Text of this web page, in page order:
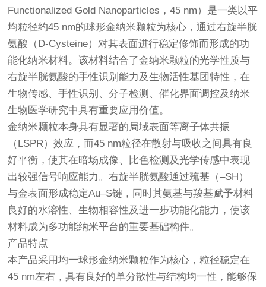
Functionalized Gold Nanoparticles，45 nm）是一类以平
均粒径约45 nm的球形金纳米颗粒为核心，通过右旋半胱
氨酸（D-Cysteine）对其表面进行稳定修饰而形成的功
能化纳米材料。该材料结合了金纳米颗粒的光学性质与
右旋半胱氨酸的手性识别能力及生物活性基团特性，在
生物传感、手性识别、分子检测、催化界面调控及纳米
生物医学研究中具有重要应用价值。
金纳米颗粒本身具有显著的局域表面等离子体共振
（LSPR）效应，而45 nm粒径在散射与吸收之间具有良
好平衡，使其在暗场成像、比色检测及光学传感中表现
出较强信号响应能力。右旋半胱氨酸通过巯基（–SH）
与金表面形成稳定Au–S键，同时其氨基与羧基赋予材料
良好的水溶性、生物相容性及进一步功能化能力，使该
材料成为多功能纳米平台的重要基础构件。
产品特点
本产品采用均一球形金纳米颗粒作为核心，粒径稳定在
45 nm左右，具有良好的单分散性与结构均一性，能够保